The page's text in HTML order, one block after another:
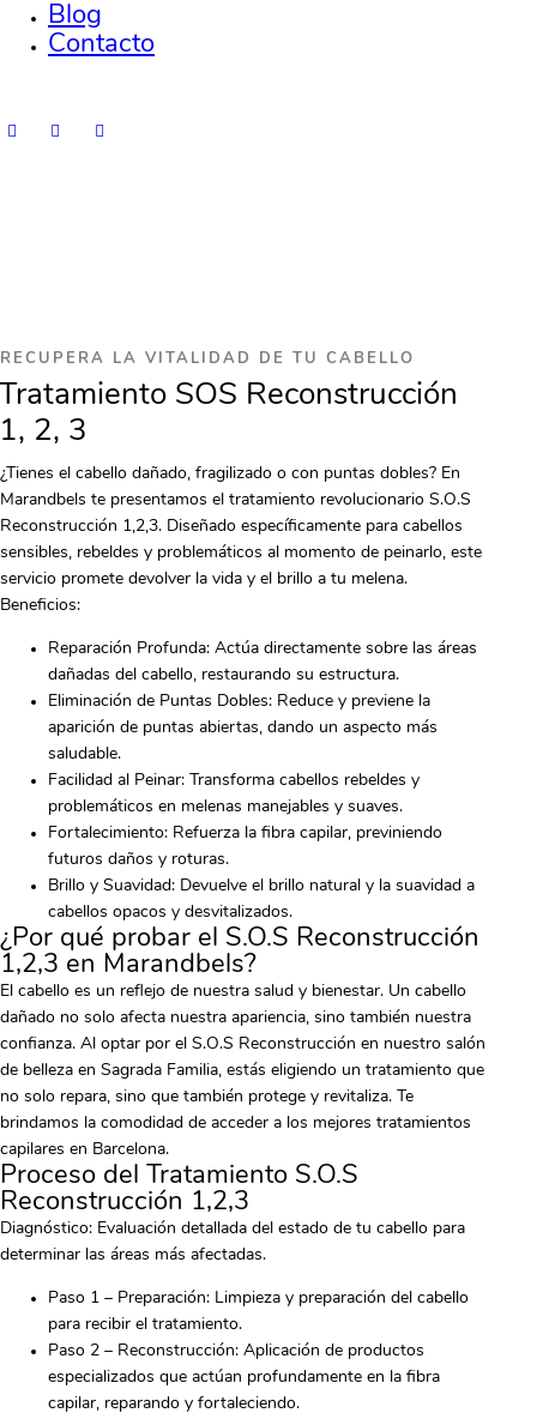
Blog
Contacto
RECUPERA LA VITALIDAD DE TU CABELLO
Tratamiento SOS Reconstrucción
1, 2, 3
¿Tienes el cabello dañado, fragilizado o con puntas dobles? En
Marandbels te presentamos el tratamiento revolucionario S.O.S
Reconstrucción 1,2,3. Diseñado específicamente para cabellos
sensibles, rebeldes y problemáticos al momento de peinarlo, este
servicio promete devolver la vida y el brillo a tu melena.
Beneficios:
Reparación Profunda: Actúa directamente sobre las áreas
dañadas del cabello, restaurando su estructura.
Eliminación de Puntas Dobles: Reduce y previene la
aparición de puntas abiertas, dando un aspecto más
saludable.
Facilidad al Peinar: Transforma cabellos rebeldes y
problemáticos en melenas manejables y suaves.
Fortalecimiento: Refuerza la fibra capilar, previniendo
futuros daños y roturas.
Brillo y Suavidad: Devuelve el brillo natural y la suavidad a
cabellos opacos y desvitalizados.
¿Por qué probar el S.O.S Reconstrucción
1,2,3 en Marandbels?
El cabello es un reflejo de nuestra salud y bienestar. Un cabello
dañado no solo afecta nuestra apariencia, sino también nuestra
confianza. Al optar por el S.O.S Reconstrucción en nuestro salón
de belleza en Sagrada Familia, estás eligiendo un tratamiento que
no solo repara, sino que también protege y revitaliza. Te
brindamos la comodidad de acceder a los mejores tratamientos
capilares en Barcelona.
Proceso del Tratamiento S.O.S
Reconstrucción 1,2,3
Diagnóstico: Evaluación detallada del estado de tu cabello para
determinar las áreas más afectadas.
Paso 1 – Preparación: Limpieza y preparación del cabello
para recibir el tratamiento.
Paso 2 – Reconstrucción: Aplicación de productos
especializados que actúan profundamente en la fibra
capilar, reparando y fortaleciendo.